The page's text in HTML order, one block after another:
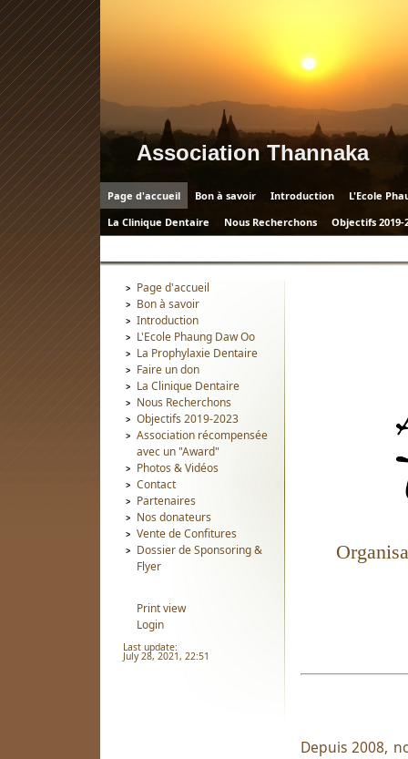
Association Thannaka
Page d'accueil Bon à savoir Introduction
L'Ecole
La Clinique Dentaire
Nous Recherchons
Objectifs 2019-
Page d'accueil
Bon à savoir
Introduction
L'Ecole Phaung Daw Oo
La Prophylaxie Dentaire
Faire un don
La Clinique Dentaire
Nous Recherchons
Objectifs 2019-2023
Association récompensée
avec un "Award"
Photos & Vidéos
Contact
Partenaires
Nos donateurs
Vente de Confitures
Dossier de Sponsoring &
Flyer
Print view
Login
Last update:
July 28, 2021, 22:51
Depuis 2008,